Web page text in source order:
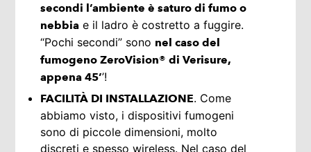
secondi l’ambiente è saturo di fumo o
nebbia e il ladro è costretto a fuggire.
“Pochi secondi” sono nel caso del
fumogeno ZeroVision® di Verisure,
appena 45’’!
FACILITÀ DI INSTALLAZIONE. Come
abbiamo visto, i dispositivi fumogeni
sono di piccole dimensioni, molto
discreti e spesso wireless. Nel caso del